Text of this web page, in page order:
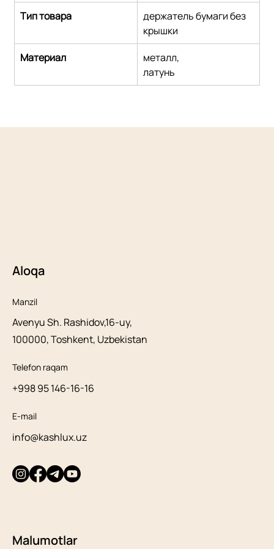
Тип товара
держатель бумаги без
крышки
Материал
металл,
латунь
Aloqa
Manzil
Avenyu Sh. Rashidov,16-uy,
100000, Toshkent, Uzbekistan
Telefon raqam
+998 95 146-16-16
E-mail
info@kashlux.uz
Malumotlar